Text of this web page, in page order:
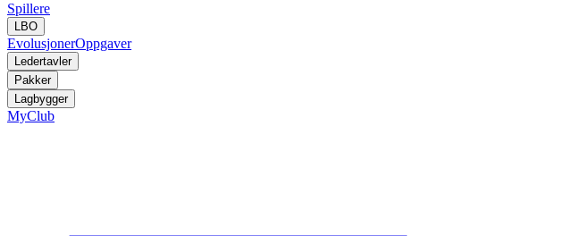
Spillere
LBO
EvolusjonerOppgaver
Ledertavler
Pakker
Lagbygger
MyClub